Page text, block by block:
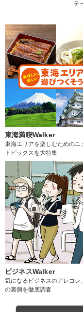
テ
東海満喫Walker
東海エリアを楽しむためのニ
トピックスを大特集
ビジネスWalker
気になるビジネスのアレコレ
の裏側を徹底調査